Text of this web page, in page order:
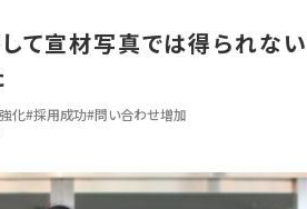
て宣材写真では得られない
化#採用成功#問い合わせ増加